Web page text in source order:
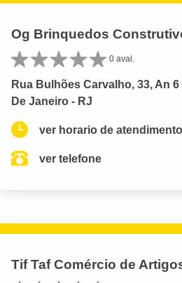
Og Brinquedos
0 aval.
Rua Bulhões Carvalho, 33, An
De Janeiro - RJ
ver horario de
ver telefone
Tif Taf Comércio de